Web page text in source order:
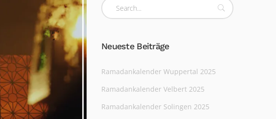
Neueste Beiträge
Ramadankalender Wuppertal 2025
Ramadankalender Velbert 2025
Ramadankalender Solingen 2025